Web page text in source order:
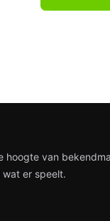
hoogte van
er speelt.